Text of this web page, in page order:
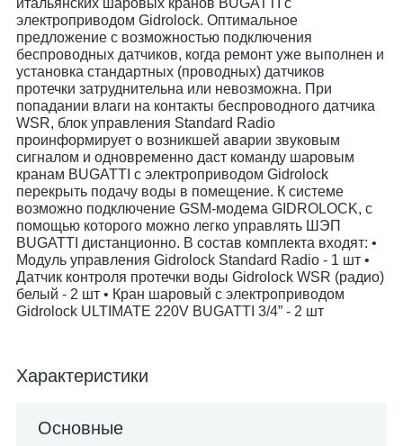
итальянских шаровых кранов BUGATTI с
электроприводом Gidrolock. Оптимальное
предложение с возможностью подключения
беспроводных датчиков, когда ремонт уже выполнен и
установка стандартных (проводных) датчиков
протечки затруднительна или невозможна. При
попадании влаги на контакты беспроводного датчика
WSR, блок управления Standard Radio
проинформирует о возникшей аварии звуковым
сигналом и одновременно даст команду шаровым
кранам BUGATTI с электроприводом Gidrolock
перекрыть подачу воды в помещение. К системе
возможно подключение GSM-модема GIDROLOCK, с
помощью которого можно легко управлять ШЭП
BUGATTI дистанционно. В состав комплекта входят: •
Модуль управления Gidrolock Standard Radio - 1 шт •
Датчик контроля протечки воды Gidrolock WSR (радио)
белый - 2 шт • Кран шаровый с электроприводом
Gidrolock ULTIMATE 220V BUGATTI 3/4” - 2 шт
Характеристики
Основные